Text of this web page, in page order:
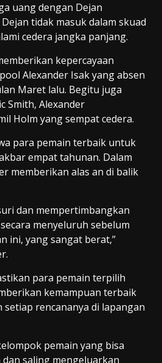
uang dengan Dejan
tidak masuk dalam skuad
cedera jangka panjang.
kepercayaan
Alexander Isak yang absen
Maret lalu. Begitu juga
Smith, Alexander
Holm yang sempat cedera.
para pemain terbaik untuk
empat tahunan. Dalam
memberikan alas an di balik
dan mempertimbangkan
menyeluruh sebelum
ini, yang sangat berat,”
para pemain terpilih
kemampuan terbaik
rencananya di lapangan
pemain yang bisa
saling mengeluarkan